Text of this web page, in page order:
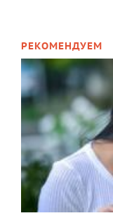
РЕКОМЕНДУЕМ